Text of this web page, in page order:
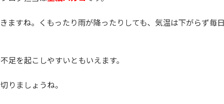
ますね。くもったり雨が降ったりしても、気温は下がらず毎
足を起こしやすいともいえます。
りましょうね。